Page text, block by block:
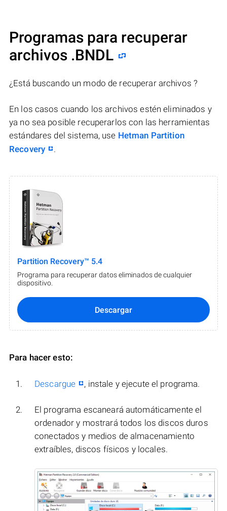
Programas para recuperar
archivos .BNDL
¿Está buscando un modo de recuperar archivos ?
En los casos cuando los archivos estén eliminados y
ya no sea posible recuperarlos con las herramientas
estándares del sistema, use Hetman Partition
Recovery
.
Partition Recovery™ 5.4
Programa para recuperar datos eliminados de cualquier
dispositivo.
Descargar
Para hacer esto:
Descargue , instale y ejecute el programa.
El programa escaneará automáticamente el
ordenador y mostrará todos los discos duros
conectados y medios de almacenamiento
extraíbles, discos físicos y locales.